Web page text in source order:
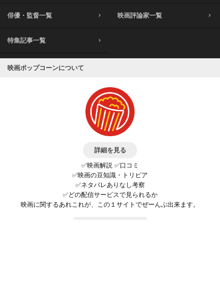
俳優・監督一覧 映画評論家一覧
特集記事一覧
映画ポップコーンについて
詳細を見る
✅映画解説 ✅口コミ
✅映画の豆知識・トリビア
✅ネタバレありなし考察
✅どの配信サービスで見られるか
映画に関するあれこれが、この１サイトでぜーんぶ出来ます。